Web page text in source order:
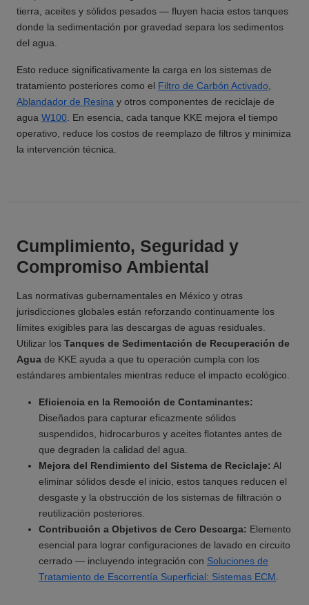
tierra, aceites y sólidos pesados — fluyen hacia estos tanques
donde la sedimentación por gravedad separa los sedimentos
del agua.
Esto reduce significativamente la carga en los sistemas de
tratamiento posteriores como el Filtro de Carbón Activado
Ablandador de Resina y otros componentes de reciclaje de
agua W100 . En esencia, cada tanque KKE mejora el tiempo
operativo, reduce los costos de reemplazo de filtros y minimiza
la intervención técnica.
Cumplimiento, Seguridad y
Compromiso Ambiental
Las normativas gubernamentales en México y otras
jurisdicciones globales están reforzando continuamente los
límites exigibles para las descargas de aguas residuales.
Utilizar los Tanques de Sedimentación de Recuperación de
Agua de KKE ayuda a que tu operación cumpla con los
estándares ambientales mientras reduce el impacto ecológico.
Eficiencia en la Remoción de Contaminantes:
Diseñados para capturar eficazmente sólidos
suspendidos, hidrocarburos y aceites flotantes antes de
que degraden la calidad del agua.
Mejora del Rendimiento del Sistema de Reciclaje: Al
eliminar sólidos desde el inicio, estos tanques reducen el
desgaste y la obstrucción de los sistemas de filtración o
reutilización posteriores.
Contribución a Objetivos de Cero Descarga: Elemento
esencial para lograr configuraciones de lavado en circuito
cerrado — incluyendo integración con Soluciones de
Tratamiento de Escorrentía Superficial: Sistemas ECM